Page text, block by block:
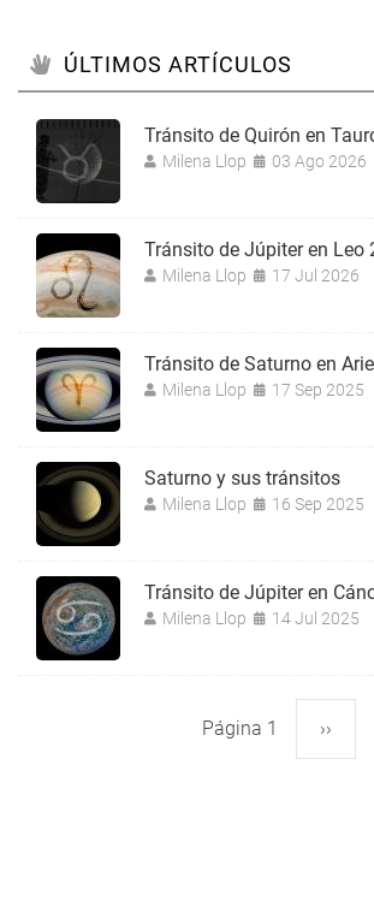
ÚLTIMOS ARTÍCULOS
Tránsito de Quirón en
Milena Llop 03 Ago 2026
Tránsito de Júpiter en Leo
Milena Llop 17 Jul 2026
Tránsito de Saturno en
Milena Llop 17 Sep 2025
Saturno y sus tránsitos
Milena Llop 16 Sep 2025
Tránsito de Júpiter en
Milena Llop 14 Jul 2025
Página 1 ››